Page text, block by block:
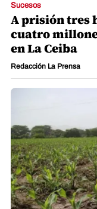
Sucesos
A prisión tres
cuatro
en La Ceiba
Redacción La Prensa